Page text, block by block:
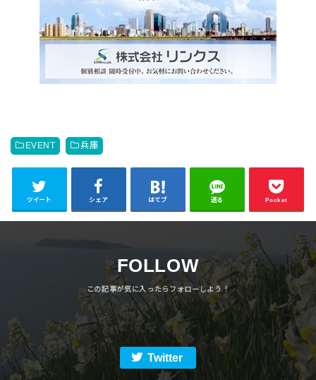
EVENT 兵庫
ツイート シェア はてブ 送る Pocket
FOLLOW
Twitter